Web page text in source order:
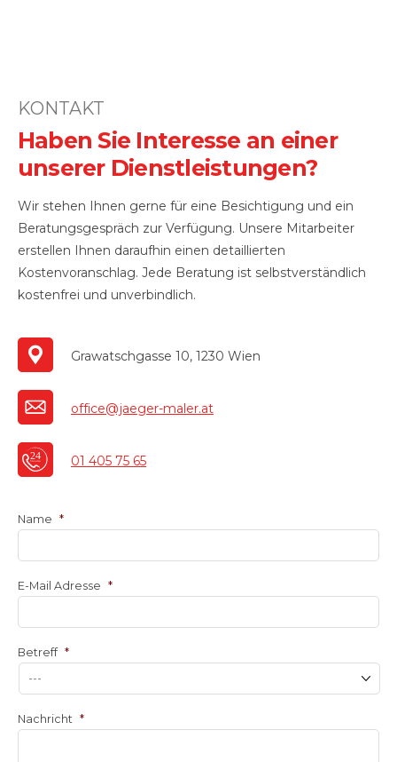
KONTAKT
Haben Sie Interesse an einer
unserer Dienstleistungen?
Wir stehen Ihnen gerne für eine Besichtigung und ein
Beratungsgespräch zur Verfügung. Unsere Mitarbeiter
erstellen Ihnen daraufhin einen detaillierten
Kostenvoranschlag. Jede Beratung ist selbstverständlich
kostenfrei und unverbindlich.
Grawatschgasse 10, 1230 Wien
office@jaeger-maler.at
01 405 75 65
Name *
E-Mail Adresse *
Betreff *
Nachricht *